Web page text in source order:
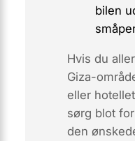
bilen
Hvis du
Giza-
eller
sørg blot
den